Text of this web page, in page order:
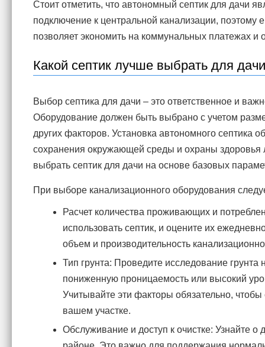
Стоит отметить, что автономный септик для дачи
подключение к центральной канализации, поэтому
позволяет экономить на коммунальных платежах и
Какой септик лучше выбрать для
Выбор септика для дачи – это ответственное и
Оборудование должен быть выбрано с учетом
других факторов. Установка автономного септика
сохранения окружающей среды и охраны здоровья
выбрать септик для дачи на основе базовых
При выборе канализационного оборудования
Расчет количества проживающих и
использовать септик, и оцените их
объем и производительность
Тип грунта: Проведите исследование
пониженную проницаемость или высокий
Учитывайте эти факторы обязательно,
вашем участке.
Обслуживание и доступ к очистке: Узнайте